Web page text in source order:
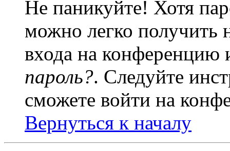
Не паникуйте! Хотя
можно легко получить
входа на
пароль?. Следуйте
сможете войти на
Вернуться к началу